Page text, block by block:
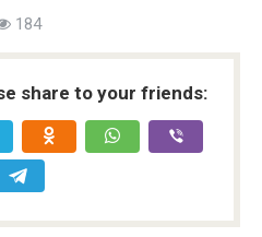
184
share to your friends: